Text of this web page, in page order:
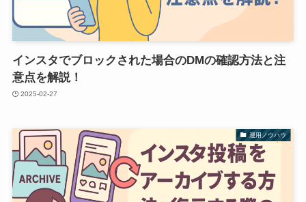
インスタでブロックされた場合のDMの確認方法と注
意点を解説！
2025-02-27
運用ノウハウ